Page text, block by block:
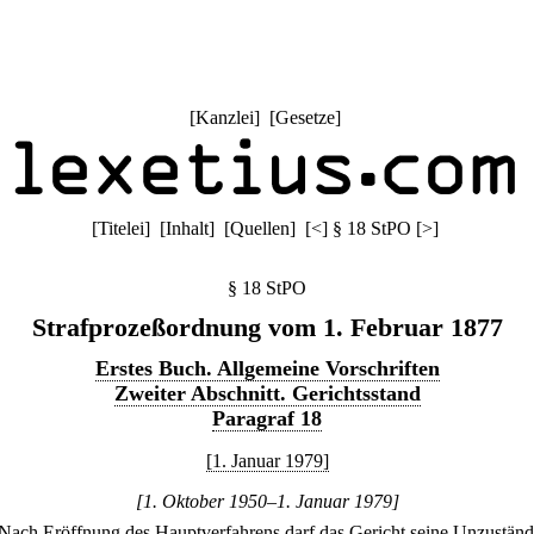
[Kanzlei] [Gesetze]
[Titelei] [Inhalt] [Quellen] [<] § 18 StPO [>]
§ 18 StPO
Strafprozeßordnung vom 1. Februar 1877
Erstes Buch. Allgemeine Vorschriften
Zweiter Abschnitt. Gerichtsstand
Paragraf 18
[1. Januar 1979]
[1. Oktober 1950–1. Januar 1979]